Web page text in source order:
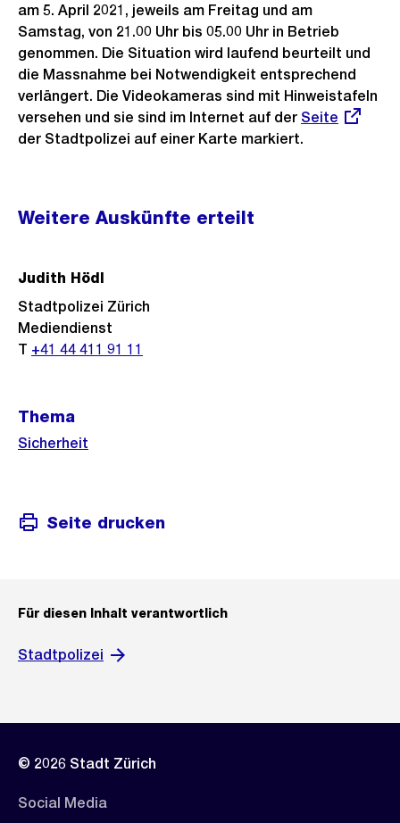
am 5. April 2021, jeweils am Freitag und am
Samstag, von 21.00 Uhr bis 05.00 Uhr in Betrieb
genommen. Die Situation wird laufend beurteilt und
die Massnahme bei Notwendigkeit entsprechend
verlängert. Die Videokameras sind mit Hinweistafeln
versehen und sie sind im Internet auf der Externer
Link:
Seite
der Stadtpolizei auf einer Karte markiert.
Weitere
Informationen
Weitere Auskünfte erteilt
Judith Hödl
Stadtpolizei Zürich
Mediendienst
T +41 44 411 91 11
Thema
Sicherheit
Seite drucken
Für diesen Inhalt verantwortlich
Stadtpolizei
© 2026 Stadt Zürich
Social Media